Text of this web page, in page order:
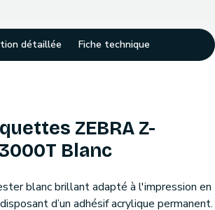
détaillée Fiche technique
ZEBRA Z-
Blanc
blanc brillant adapté à l'impression en
d’un adhésif acrylique permanent.